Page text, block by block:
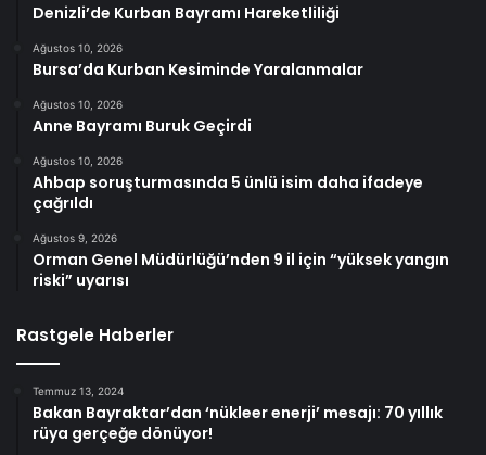
Denizli’de Kurban Bayramı Hareketliliği
Ağustos 10, 2026
Bursa’da Kurban Kesiminde Yaralanmalar
Ağustos 10, 2026
Anne Bayramı Buruk Geçirdi
Ağustos 10, 2026
Ahbap soruşturmasında 5 ünlü isim daha ifadeye
çağrıldı
Ağustos 9, 2026
Orman Genel Müdürlüğü’nden 9 il için “yüksek yangın
riski” uyarısı
Rastgele Haberler
Temmuz 13, 2024
Bakan Bayraktar’dan ‘nükleer enerji’ mesajı: 70 yıllık
rüya gerçeğe dönüyor!